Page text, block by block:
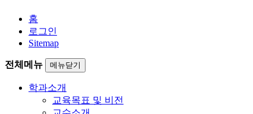
홈
로그인
Sitemap
전체메뉴 메뉴닫기
학과소개
교육목표 및 비전